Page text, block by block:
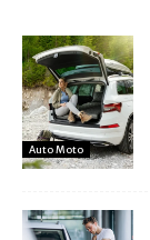
Auto Moto